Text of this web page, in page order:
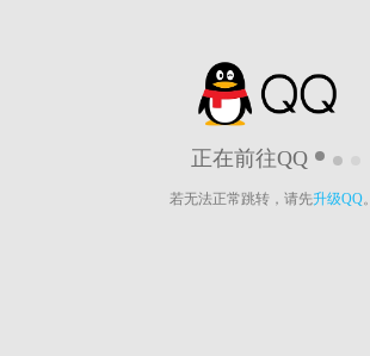
正在前往QQ
若无法正常跳转，请先升级QQ。